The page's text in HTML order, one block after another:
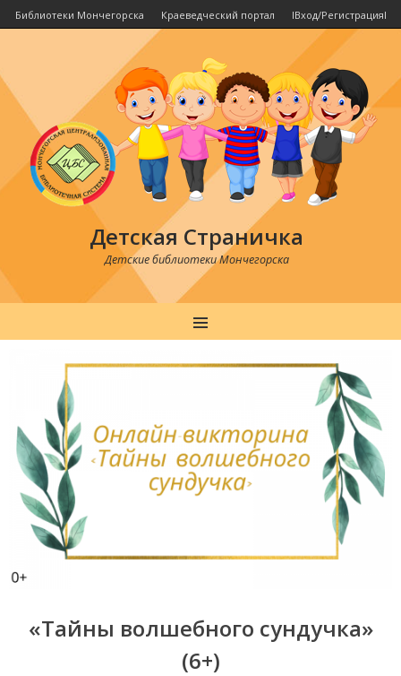
Библиотеки Мончегорска Краеведческий портал IВход/РегистрацияI
Детская Страничка
Детские библиотеки Мончегорска
MENU
«Тайны волшебного сундучка»
(6+)
navigation